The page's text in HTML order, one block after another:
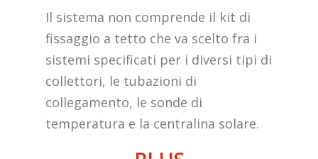
Il sistema non comprende il kit di
fissaggio a tetto che va scelto fra i
sistemi specificati per i diversi tipi di
collettori, le tubazioni di
collegamento, le sonde di
temperatura e la centralina solare.